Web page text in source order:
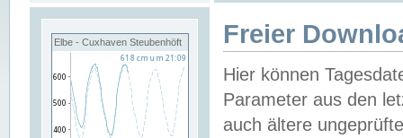
Elbe - Cuxhaven Steubenhöft Freier
Hier können
Parameter aus den
auch ältere